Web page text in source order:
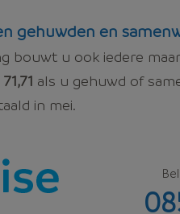
gehuwden en
bouwt u ook iedere
als u gehuwd of
in mei.